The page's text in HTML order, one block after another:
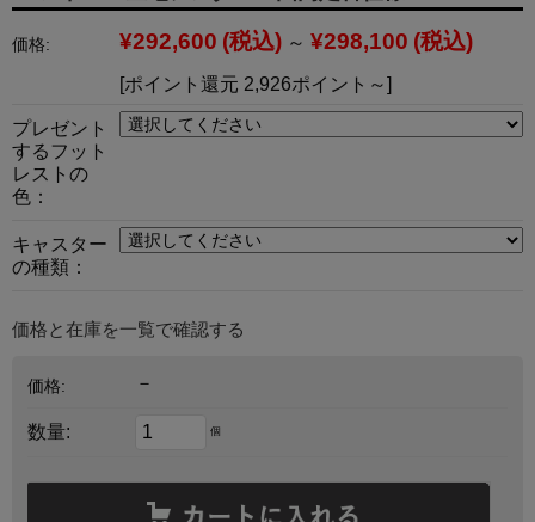
価格: ¥292,600 (税込) ～ ¥298,100 (税込)
[ポイント還元 2,926ポイント～]
プレゼント
するフット
レストの
色：
キャスター
の種類：
価格と在庫を一覧で確認する
価格: －
数量: 個